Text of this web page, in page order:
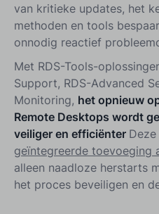
van kritieke updates, het
methoden en tools
onnodig reactief
Met RDS-Tools-
Support, RDS-Advanced
Monitoring, het opnieuw
Remote Desktops wordt
veiliger en efficiënter
geïntegreerde toevoeging
alleen naadloze herstarts
het proces beveiligen en